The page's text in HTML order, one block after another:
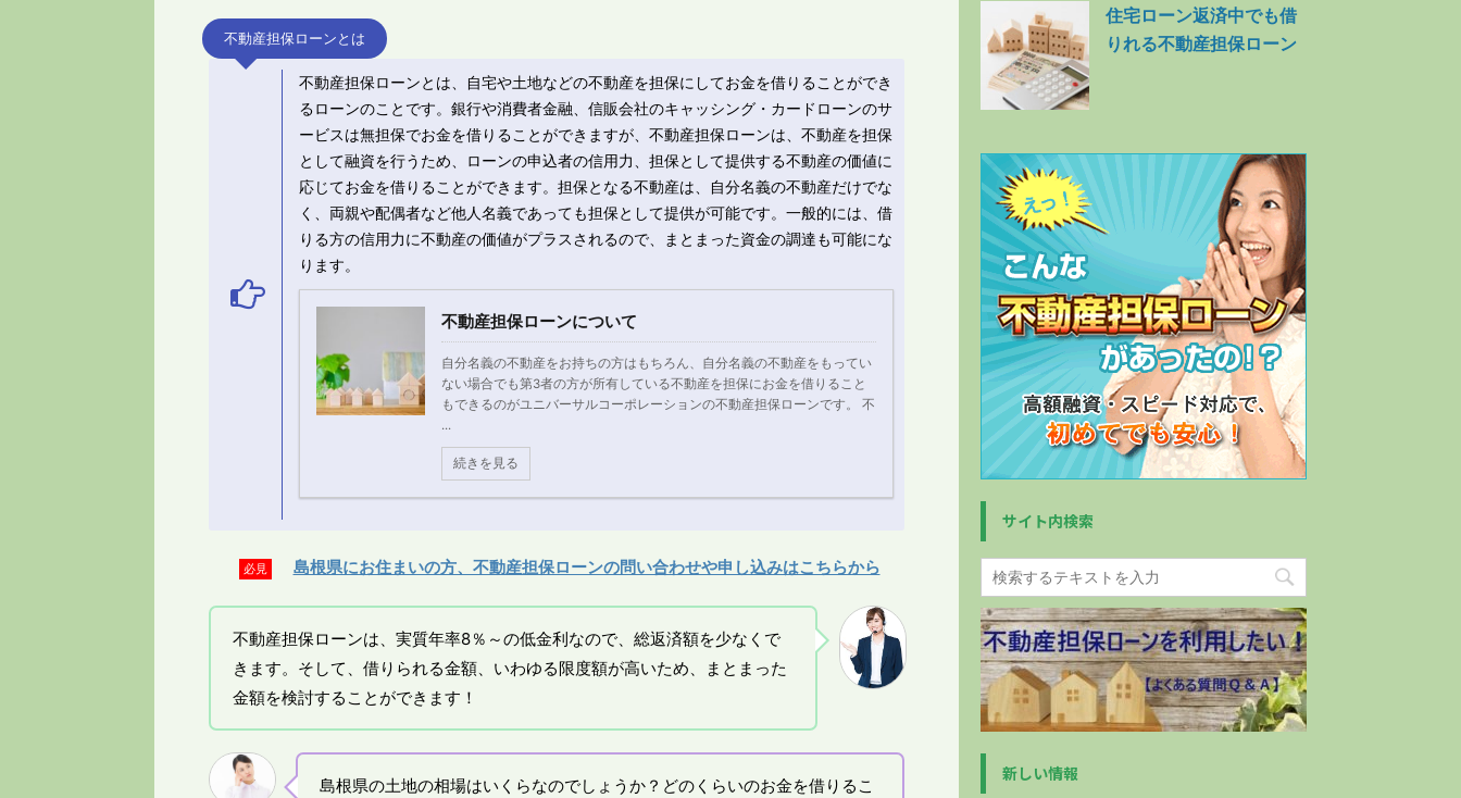
不動産担保ローンとは
不動産担保ローンとは、自宅や土地などの不動産を担保にしてお金を借りることができ
るローンのことです。銀行や消費者金融、信販会社のキャッシング・カードローンのサ
ービスは無担保でお金を借りることができますが、不動産担保ローンは、不動産を担保
として融資を行うため、ローンの申込者の信用力、担保として提供する不動産の価値に
応じてお金を借りることができます。担保となる不動産は、自分名義の不動産だけでな
く、両親や配偶者など他人名義であっても担保として提供が可能です。一般的には、借
りる方の信用力に不動産の価値がプラスされるので、まとまった資金の調達も可能にな
ります。
不動産担保ローンについて
自分名義の不動産をお持ちの方はもちろん、自分名義の不動産をもってい
ない場合でも第3者の方が所有している不動産を担保にお金を借りること
もできるのがユニバーサルコーポレーションの不動産担保ローンです。 不
...
続きを見る
必見 島根県にお住まいの方、不動産担保ローンの問い合わせや申し込みはこちらから
不動産担保ローンは、実質年率8％～の低金利なので、総返済額を少なくで
きます。そして、借りられる金額、いわゆる限度額が高いため、まとまった
金額を検討することができます！
島根県の土地の相場はいくらなのでしょうか？どのくらいのお金を借りるこ
住宅ローン返済中でも借
りれる不動産担保ローン
サイト内検索
新しい情報